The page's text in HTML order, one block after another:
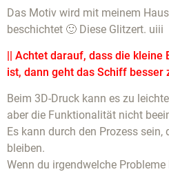
Das Motiv wird mit meinem
beschichtet 🙂 Diese Glitzert. uiii
|| Achtet darauf, dass die kleine
ist, dann geht das Schiff besser
Beim 3D-Druck kann es zu
aber die Funktionalität nicht
Es kann durch den Prozess
bleiben.
Wenn du irgendwelche